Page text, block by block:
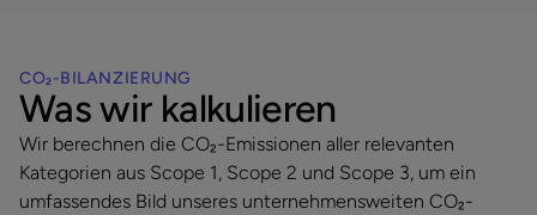
CO₂-BILANZIERUNG
Was wir kalkulieren
Wir berechnen die CO₂-Emissionen aller relevanten
Kategorien aus Scope 1, Scope 2 und Scope 3, um ein
umfassendes Bild unseres unternehmensweiten CO₂-